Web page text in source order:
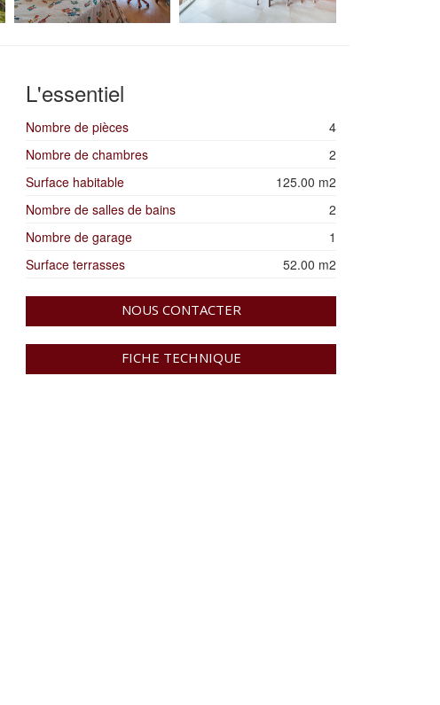
L'essentiel
Nombre de pièces
4
Nombre de chambres
2
Surface habitable
125.00 m2
Nombre de salles de bains
2
Nombre de garage
1
Surface terrasses
52.00 m2
NOUS CONTACTER
FICHE TECHNIQUE